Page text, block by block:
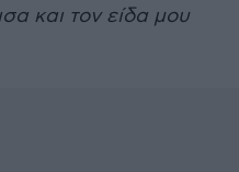
και τον είδα μου